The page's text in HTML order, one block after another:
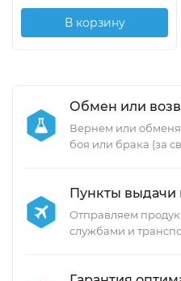
В корзину
Обмен или
Вернем или
боя или брака (за
Пункты выдачи
Отправляем
службами и